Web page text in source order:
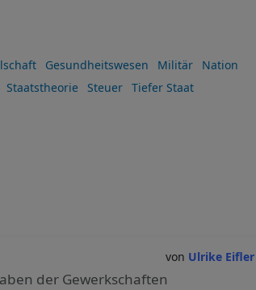
Gesundheitswesen Militär
Nation
Staatstheorie Steuer
Tiefer Staat
Ulrike Eifler
der Gewerkschaften